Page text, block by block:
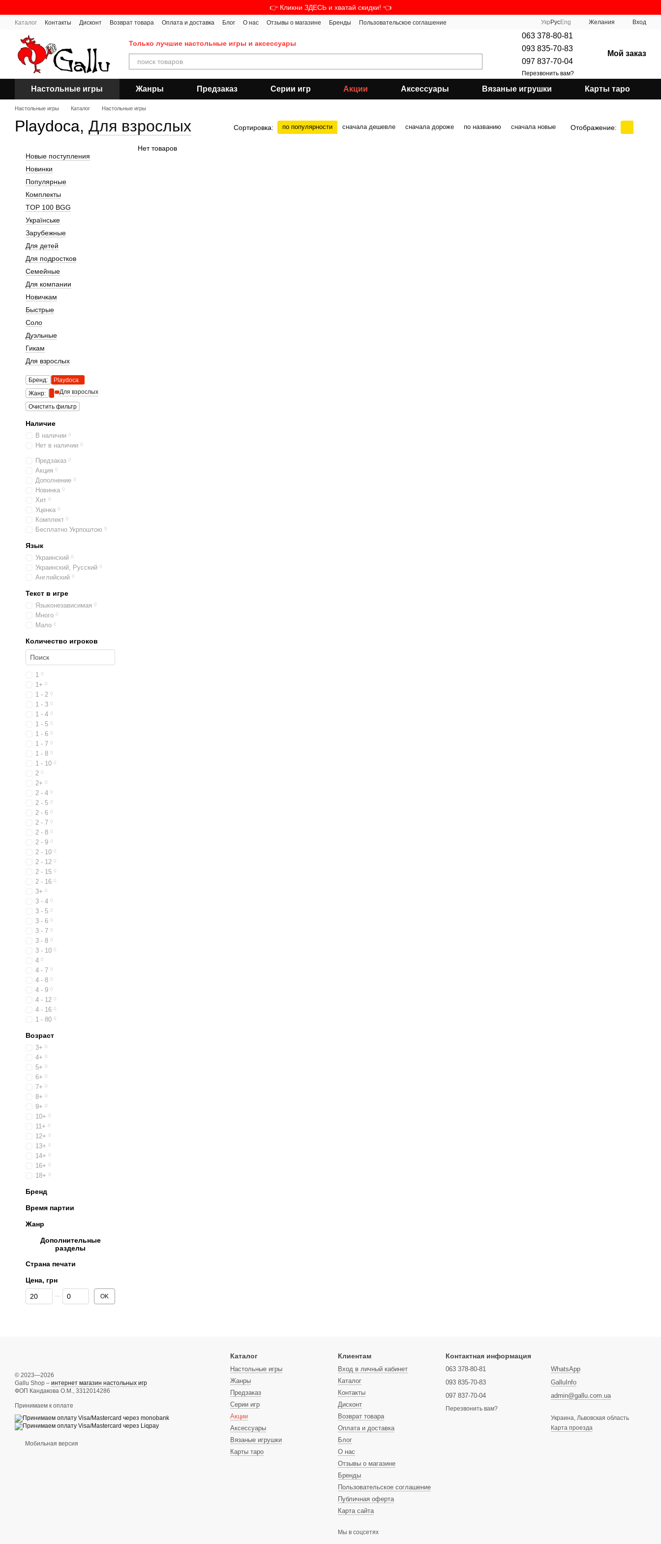
👉 Кликни ЗДЕСЬ и хватай скидки! 👈
Каталог Контакты Дисконт Возврат товара Оплата и доставка Блог О нас Отзывы о магазине Бренды
Пользовательское соглашение
Укр РусEng Желания Вход
Только лучшие настольные игры и аксессуары
063 378-80-81
093 835-70-83
097 837-70-04
Перезвонить вам?
Мой заказ
Настольные игры Жанры Предзаказ Серии игр Акции Аксессуары Вязаные игрушки Карты таро
Настольные игры Каталог Настольные игры
Playdoca, Для взрослых Сортировка: по популярности сначала дешевле сначала дороже по названию сначала новые Отображение:
Нет товаров
Новые поступления
Новинки
Популярные
Комплекты
TOP 100 BGG
Українське
Зарубежные
Для детей
Для подростков
Семейные
Для компании
Новичкам
Быстрые
Соло
Дуэльные
Гикам
Для взрослых
Бренд:
Playdoca
Жанр:
Для взрослых
Очистить фильтр
Наличие
В наличии 0
Нет в наличии 0
Предзаказ 0
Акция 0
Дополнение 0
Новинка 0
Хит 0
Уценка 0
Комплект 0
Бесплатно Укрпоштою 0
Язык
Украинский 0
Украинский, Русский 0
Английский 0
Текст в игре
Языконезависимая 0
Много 0
Мало 0
Количество игроков
1 0
1+ 0
1 - 2 0
1 - 3 0
1 - 4 0
1 - 5 0
1 - 6 0
1 - 7 0
1 - 8 0
1 - 10 0
2 0
2+ 0
2 - 4 0
2 - 5 0
2 - 6 0
2 - 7 0
2 - 8 0
2 - 9 0
2 - 10 0
2 - 12 0
2 - 15 0
2 - 16 0
3+ 0
3 - 4 0
3 - 5 0
3 - 6 0
3 - 7 0
3 - 8 0
3 - 10 0
4 0
4 - 7 0
4 - 8 0
4 - 9 0
4 - 12 0
4 - 16 0
1 - 80 0
Возраст
3+ 0
4+ 0
5+ 0
6+ 0
7+ 0
8+ 0
9+ 0
10+ 0
11+ 0
12+ 0
13+ 0
14+ 0
16+ 0
18+ 0
Бренд
Время партии
Жанр
Дополнительные
разделы
Страна печати
Цена, грн
От Цена, грн
До Цена, грн OK
© 2023—2026
Gallu Shop – интернет магазин настольных игр
ФОП Кандакова О.М., 3312014286
Принимаем к оплате
Мобильная версия
Каталог
Настольные игры
Жанры
Предзаказ
Серии игр
Акции
Аксессуары
Вязаные игрушки
Карты таро
Клиентам
Вход в личный кабинет
Каталог
Контакты
Дисконт
Возврат товара
Оплата и доставка
Блог
О нас
Отзывы о магазине
Бренды
Пользовательское соглашение
Публичная оферта
Карта сайта
Мы в соцсетях
Контактная информация
063 378-80-81
093 835-70-83
097 837-70-04
Перезвонить вам?
WhatsApp
GalluInfo
admin@gallu.com.ua
Украина, Львовская область
Карта проезда